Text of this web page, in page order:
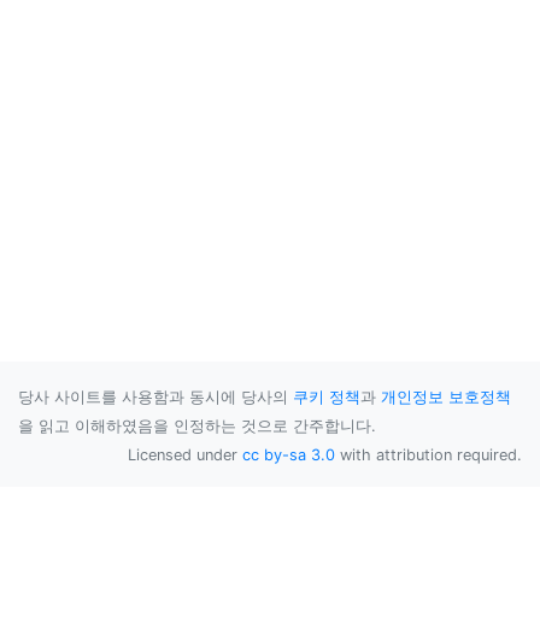
당사 사이트를 사용함과 동시에 당사의 쿠키 정책과 개인정보 보호정책
을 읽고 이해하였음을 인정하는 것으로 간주합니다.
Licensed under cc by-sa 3.0 with attribution required.